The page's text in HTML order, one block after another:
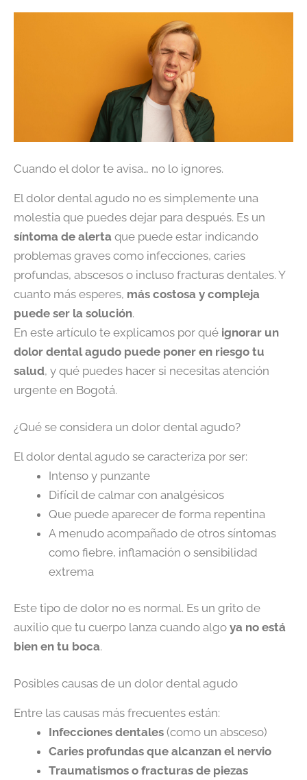
Cuando el dolor te avisa… no lo ignores.
El dolor dental agudo no es simplemente una
molestia que puedes dejar para después. Es un
síntoma de alerta que puede estar indicando
problemas graves como infecciones, caries
profundas, abscesos o incluso fracturas dentales. Y
cuanto más esperes, más costosa y compleja
puede ser la solución.
En este artículo te explicamos por qué ignorar un
dolor dental agudo puede poner en riesgo tu
salud, y qué puedes hacer si necesitas atención
urgente en Bogotá.
¿Qué se considera un dolor dental agudo?
El dolor dental agudo se caracteriza por ser:
Intenso y punzante
Difícil de calmar con analgésicos
Que puede aparecer de forma repentina
A menudo acompañado de otros síntomas
como fiebre, inflamación o sensibilidad
extrema
Este tipo de dolor no es normal. Es un grito de
auxilio que tu cuerpo lanza cuando algo ya no está
bien en tu boca.
Posibles causas de un dolor dental agudo
Entre las causas más frecuentes están:
Infecciones dentales (como un absceso)
Caries profundas que alcanzan el nervio
Traumatismos o fracturas de piezas